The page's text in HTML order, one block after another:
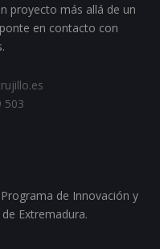
proyecto más allá de un
en contacto con
503
de Innovación y
Extremadura.